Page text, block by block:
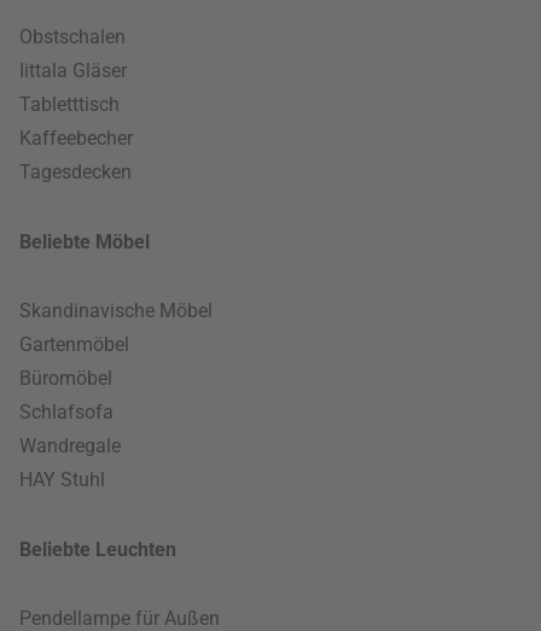
Obstschalen
Iittala Gläser
Tabletttisch
Kaffeebecher
Tagesdecken
Beliebte Möbel
Skandinavische Möbel
Gartenmöbel
Büromöbel
Schlafsofa
Wandregale
HAY Stuhl
Beliebte Leuchten
Pendellampe für Außen